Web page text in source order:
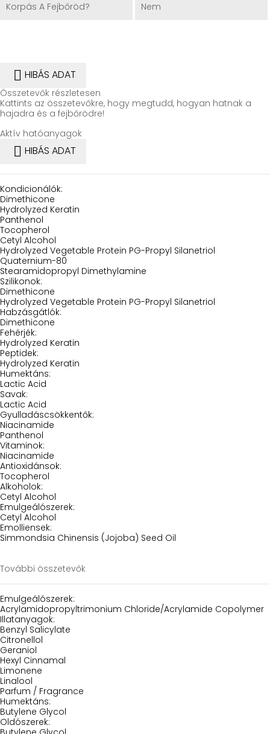
Korpás A Fejbőröd? Nem
 HIBÁS ADAT
Összetevők részletesen
Kattints az összetevőkre, hogy megtudd, hogyan hatnak a
hajadra és a fejbőrödre!
Aktív hatóanyagok
 HIBÁS ADAT
Kondicionálók:
Dimethicone
Hydrolyzed Keratin
Panthenol
Tocopherol
Cetyl Alcohol
Hydrolyzed Vegetable Protein PG-Propyl Silanetriol
Quaternium-80
Stearamidopropyl Dimethylamine
Szilikonok:
Dimethicone
Hydrolyzed Vegetable Protein PG-Propyl Silanetriol
Habzásgátlók:
Dimethicone
Fehérjék:
Hydrolyzed Keratin
Peptidek:
Hydrolyzed Keratin
Humektáns:
Lactic Acid
Savak:
Lactic Acid
Gyulladáscsökkentők:
Niacinamide
Panthenol
Vitaminok:
Niacinamide
Antioxidánsok:
Tocopherol
Alkoholok:
Cetyl Alcohol
Emulgeálószerek:
Cetyl Alcohol
Emolliensek:
Simmondsia Chinensis (Jojoba) Seed Oil
További összetevők
Emulgeálószerek:
Acrylamidopropyltrimonium Chloride/Acrylamide Copolymer
Illatanyagok:
Benzyl Salicylate
Citronellol
Geraniol
Hexyl Cinnamal
Limonene
Linalool
Parfum / Fragrance
Humektáns:
Butylene Glycol
Oldószerek: